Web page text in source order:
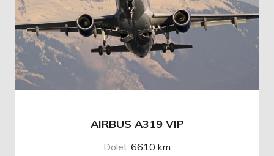
AIRBUS A319 VIP
Dolet 6610 km